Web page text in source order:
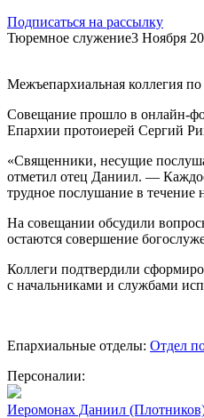
Подписаться на рассылку
Тюремное служение3 Ноября
Межъепархиальная коллегия
Совещание прошло в онлайн-
Епархии протоиерей Сергий
«Священники, несущие
отметил отец Даниил. —
трудное послушание в течение
На совещании обсудили
остаются совершение
Коллеги подтвердили
с начальниками и службами
Епархиальные отделы: Отдел
Персоналии:
Иеромонах Даниил